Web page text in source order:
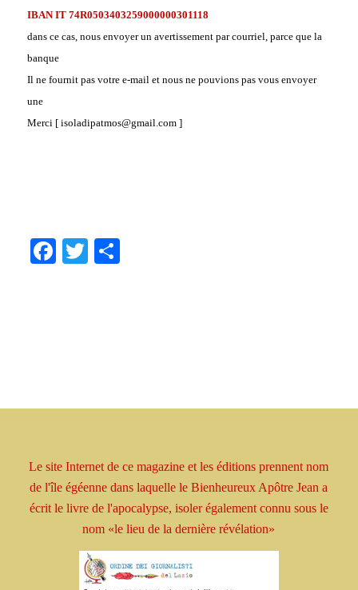
IBAN IT 74R0503403259000000301118
dans ce cas, nous envoyer un avertissement par courriel, parce que la
banque
Il ne fournit pas votre e-mail et nous ne pouvions pas vous envoyer
une
Merci [ isoladipatmos@gmail.com ]
Facebook
Twitter
Le site Internet de ce magazine et les éditions prennentnom
de l'île égéenne dans laquelle le Bienheureux ApôtreJean a
écrit le livre de l'apocalypse, isolerégalement connu sous le
nom «le lieu de la dernière révélation»